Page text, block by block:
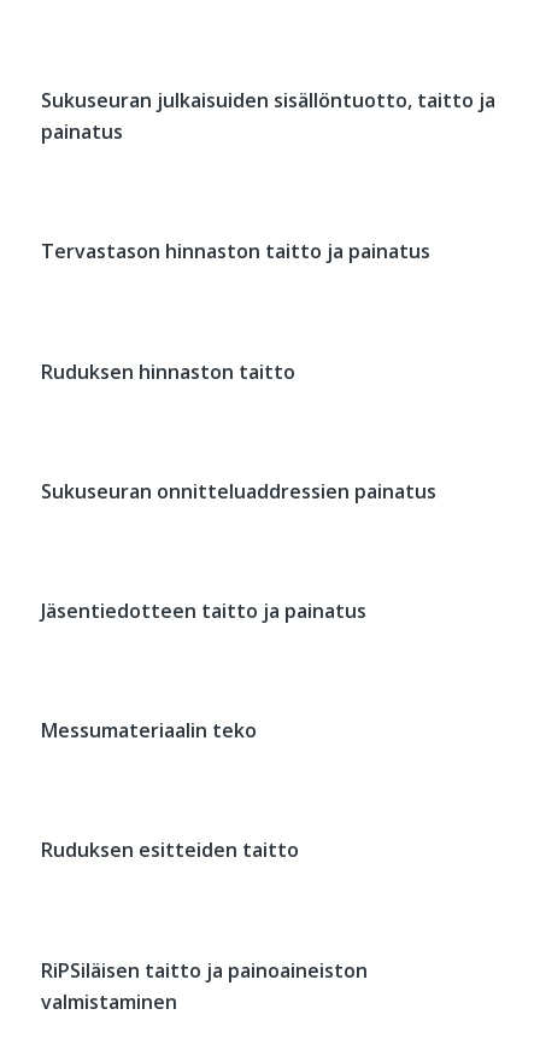
Sukuseuran julkaisuiden sisällöntuotto, taitto ja
painatus
Tervastason hinnaston taitto ja painatus
Ruduksen hinnaston taitto
Sukuseuran onnitteluaddressien painatus
Jäsentiedotteen taitto ja painatus
Messumateriaalin teko
Ruduksen esitteiden taitto
RiPSiläisen taitto ja painoaineiston
valmistaminen